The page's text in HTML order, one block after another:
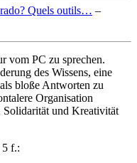
Quels outils… –
vom PC zu sprechen.
des Wissens, eine
bloße Antworten zu
Organisation
und Kreativität
5 f.: